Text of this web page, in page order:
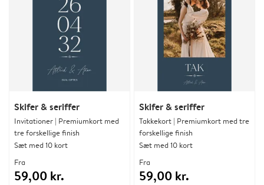
Skifer & seriffer
Invitationer | Premiumkort med
tre forskellige finish
Sæt med 10 kort
Fra
59,00 kr.
Skifer & seriffer
Takkekort | Premiumkort med tre
forskellige finish
Sæt med 10 kort
Fra
59,00 kr.